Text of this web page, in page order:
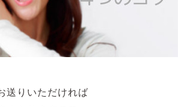
送りいただければ